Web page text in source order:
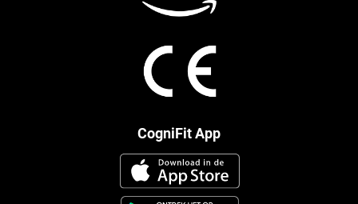
CogniFit App